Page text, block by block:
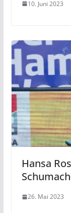
10. Juni 2023
Hansa
26. Mai 2023